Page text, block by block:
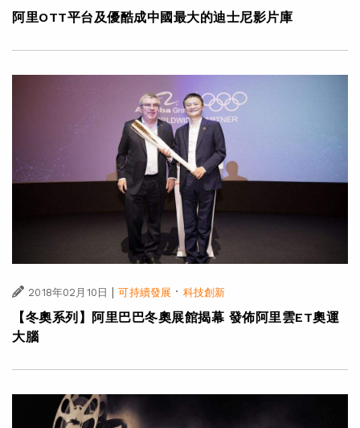
阿里OTT平台及優酷成中國最大的迪士尼影片庫
2018年02月10日 | 可持續發展 · 科技創新
【冬奧系列】阿里巴巴冬奧展館揭幕 發佈阿里雲ET奧運
大腦